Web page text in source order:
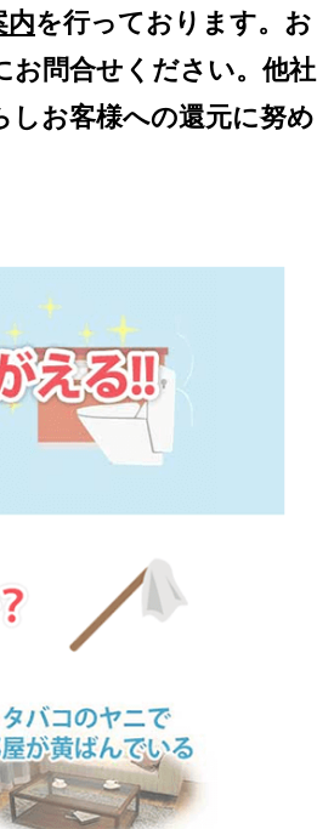
内を行っております。お
お問合せください。他社
お客様への還元に努め